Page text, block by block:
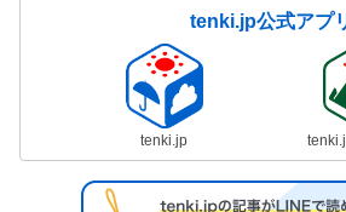
tenki.jp公式アプ
tenki.jp